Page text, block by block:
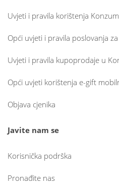
Uvjeti i pravila korištenja
Opći uvjeti i pravila poslovanja
Uvjeti i pravila kupoprodaje u
Opći uvjeti korištenja e-gift
Objava cjenika
Javite nam se
Korisnička podrška
Pronađite nas